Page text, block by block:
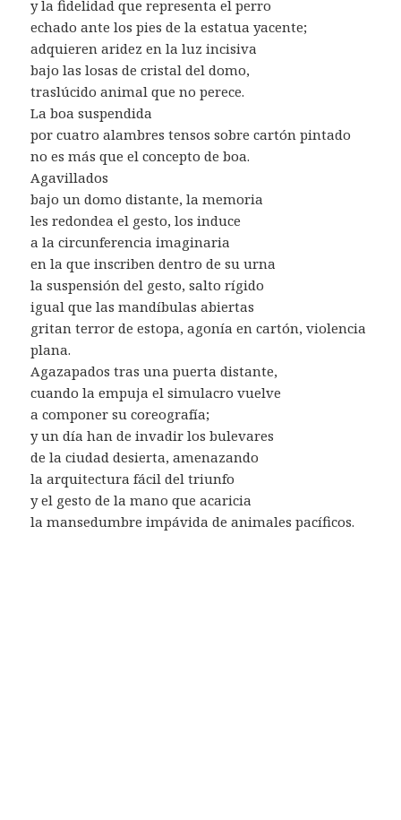
y la fidelidad que representa el perro
echado ante los pies de la estatua yacente;
adquieren aridez en la luz incisiva
bajo las losas de cristal del domo,
traslúcido animal que no perece.
La boa suspendida
por cuatro alambres tensos sobre cartón pintado
no es más que el concepto de boa.
Agavillados
bajo un domo distante, la memoria
les redondea el gesto, los induce
a la circunferencia imaginaria
en la que inscriben dentro de su urna
la suspensión del gesto, salto rígido
igual que las mandíbulas abiertas
gritan terror de estopa, agonía en cartón, violencia
plana.
Agazapados tras una puerta distante,
cuando la empuja el simulacro vuelve
a componer su coreografía;
y un día han de invadir los bulevares
de la ciudad desierta, amenazando
la arquitectura fácil del triunfo
y el gesto de la mano que acaricia
la mansedumbre impávida de animales pacíficos.